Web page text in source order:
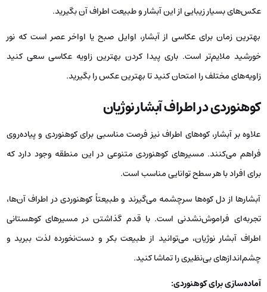
عکس‌های بسیار زیبایی از این آبشار و طبیعت اطراف آن بگیرید.
بهترین زمان برای عکاسی از آبشار، اوایل صبح یا اواخر عصر است که نور
خورشید ملایم‌تر است. باری پیدا کردن بهترین زاویه عکاسی سعی کنید
زاویه‌های مختلف را امتحان کنید تا بهترین عکس را بگیرید.
کوهنوردی در اطراف آبشار نوژیان
علاوه بر آبشار، کوه‌های اطراف نیز فرصت مناسبی برای کوهنوردی و پیاده‌روی
فراهم می‌کنند. مسیرهای کوهنوردی متنوعی در این منطقه وجود دارد که
برای افراد با هر سطح توانایی مناسب است.
آبشارها از دل کوه‌ها سرچشمه می‌گیرند و طبیعتاً کوهنوردی در اطراف آن‌ها،
تجربه‌ای فراموش‌نشدنی است. با قدم گذاشتن در مسیرهای کوهستانی
اطراف آبشار نوژیان، می‌توانید از طبیعت بکر و دست‌نخورده لذت ببرید و
چشم‌اندازهای بی‌نظیری را تماشا کنید.
آماده‌سازی برای کوهنوردی: